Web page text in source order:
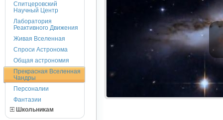
Спитцеровский
Научный Центр
Лаборатория
Реактивного Движения
Живая Вселенная
Спроси Астронома
Общая астрономия
Прекрасная Вселенная
Чандры
Персоналии
Фантазии
Школьникам